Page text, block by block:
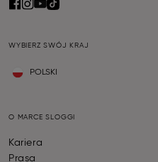
WYBIERZ SWÓJ KRAJ
POLSKI
O MARCE SLOGGI
Kariera
Prasa